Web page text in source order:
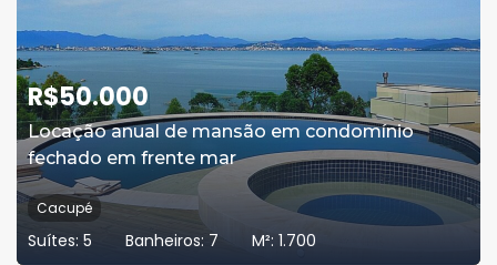
R$50.000
Locação anual de mansão em condomínio
fechado em frente mar
Cacupé
Suítes: 5 Banheiros: 7 M²: 1.700